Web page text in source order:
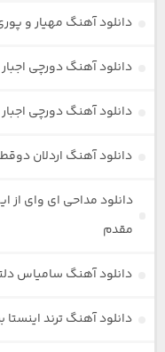
دانلود آهنگ مهیار و
دانلود آهنگ دورچی اجبار
دانلود آهنگ دورچی اجبار
دانلود آهنگ اردلان
دانلود مداحی ای وای از
مقدم
دانلود آهنگ سامیاس
دانلود آهنگ ترند اینستا